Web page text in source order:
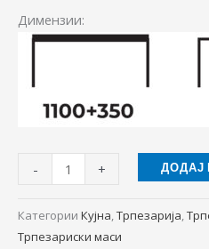
Димензии:
- + ДОДАЈ
Категории Кујна,Трпезарија,
Трпезариски маси